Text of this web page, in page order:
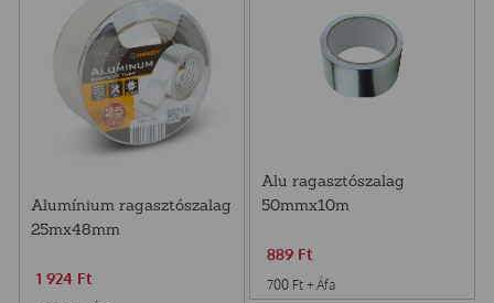
Alumínium ragasztószalag
25mx48mm
1 924 Ft
Alu ragasztószalag
50mmx10m
889 Ft
700 Ft + Áfa